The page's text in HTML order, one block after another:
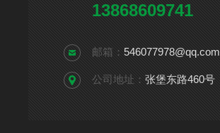
13868609741
邮箱： 546077978@qq.com
公司地址：张堡东路460号